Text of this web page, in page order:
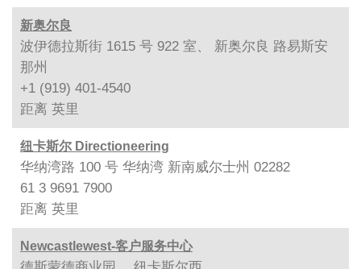
新奥尔良
波伊德拉斯街 1615 号 922 室、 新奥尔良 路易斯安
那州
+1 (919) 401-4540
距离 英里
纽卡斯尔 Directioneering
华纳湾路 100 号 华纳湾 新南威尔士州 02282
61 3 9691 7900
距离 英里
Newcastlewest-客户服务中心